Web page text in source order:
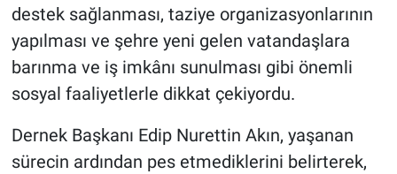
destek sağlanması, taziye organizasyonlarının
yapılması ve şehre yeni gelen vatandaşlara
barınma ve iş imkânı sunulması gibi önemli
sosyal faaliyetlerle dikkat çekiyordu.
Dernek Başkanı Edip Nurettin Akın, yaşanan
sürecin ardından pes etmediklerini belirterek,